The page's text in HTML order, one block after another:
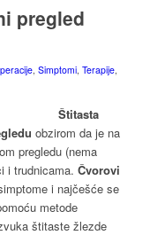
pregled
, Simptomi, Terapije,
Štitasta
obzirom da je na
pregledu (nema
i trudnicama. Čvorovi
i najčešće se
metode
štitaste žlezde